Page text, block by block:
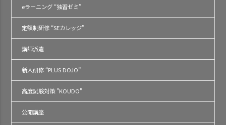
eラーニング “独習ゼミ”
定額制研修 “SEカレッジ”
講師派遣
新人研修 “PLUS DOJO”
高度試験対策 "KOUDO"
公開講座